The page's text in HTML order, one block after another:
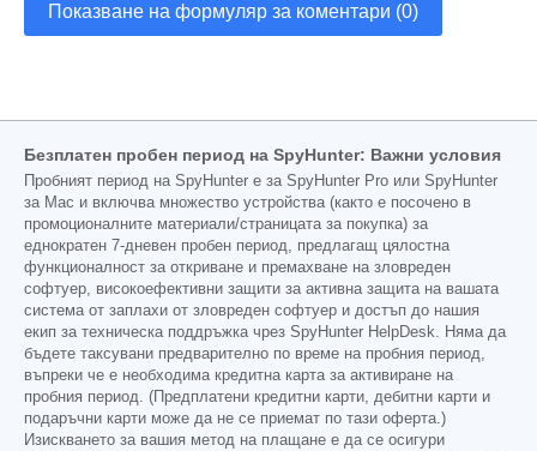
Показване на формуляр за коментари (0)
Безплатен пробен период на SpyHunter: Важни условия
Пробният период на SpyHunter е за SpyHunter Pro или SpyHunter
за Mac и включва множество устройства (както е посочено в
промоционалните материали/страницата за покупка) за
еднократен 7-дневен пробен период, предлагащ цялостна
функционалност за откриване и премахване на зловреден
софтуер, високоефективни защити за активна защита на вашата
система от заплахи от зловреден софтуер и достъп до нашия
екип за техническа поддръжка чрез SpyHunter HelpDesk. Няма да
бъдете таксувани предварително по време на пробния период,
въпреки че е необходима кредитна карта за активиране на
пробния период. (Предплатени кредитни карти, дебитни карти и
подаръчни карти може да не се приемат по тази оферта.)
Изискването за вашия метод на плащане е да се осигури